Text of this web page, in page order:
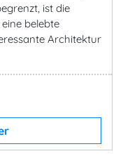
ist die
belebte
Architektur